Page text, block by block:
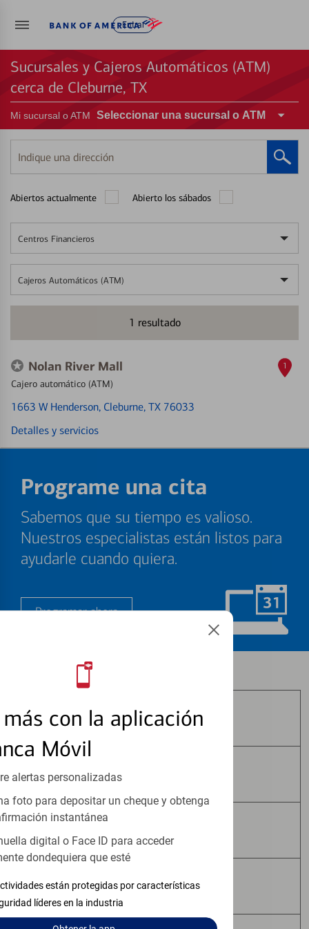
Entrar
con la aplicación
Móvil
alertas personalizadas
foto para depositar un cheque y obtenga
instantánea
digital o Face ID para acceder
dondequiera que esté
están protegidas por características
líderes en la industria
Sucursales y Cajeros Automáticos (ATM)
cerca de Cleburne, TX
Mi sucursal o ATM Seleccionar una sucursal o ATM
Indique
una
Abiertos actualmente Abierto los sábados
Centros Financieros
Cajeros Automáticos (ATM)
1 resultado
Nolan River Mall
Cajero automático (ATM)
1663 W Henderson, Cleburne, TX 76033
Detalles y servicios
1
Programe una cita
Sabemos que su tiempo es valioso.
Nuestros especialistas están listos para
ayudarle cuando quiera.
Programar ahora
Los productos de inversión y seguros:
No Están Asegurados por FDIC
No Tienen Garantía Bancaria
No Constituyen Depósitos